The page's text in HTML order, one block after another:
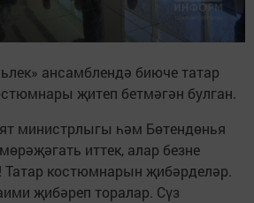
ансамблендә биюче татар
җитеп бетмәгән булган.
министрлыгы һәм Бөтендөнья
иттек, алар безне
Татар костюмнарын җибәрделәр.
җибәреп торалар. Сүз